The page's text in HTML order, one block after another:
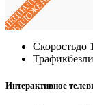
ПРЕДЛОЖЕНИЕ
Скоростьдо
Трафик
Интерактивное